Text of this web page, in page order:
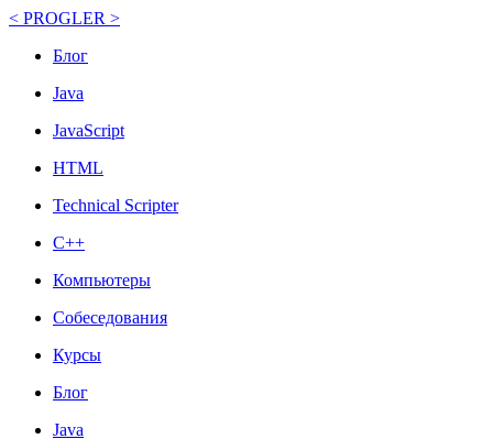
< PROGLER >
Блог
Java
JavaScript
HTML
Technical Scripter
C++
Компьютеры
Собеседования
Курсы
Блог
Java